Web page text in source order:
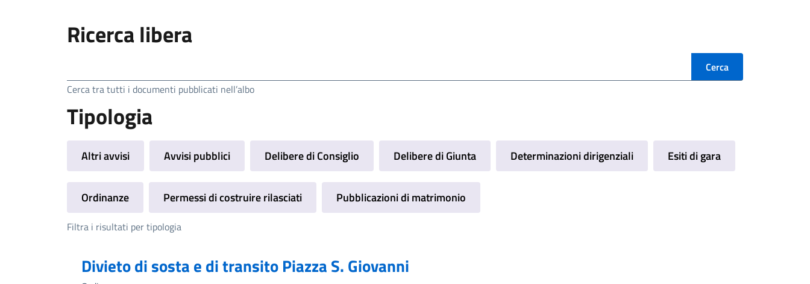
Ricerca libera
Cerca tra tutti i documenti pubblicati nell’albo
Tipologia
Altri avvisi Avvisi pubblici Delibere di Consiglio Delibere di Giunta Determinazioni dirigenziali Esiti di gara
Ordinanze Permessi di costruire rilasciati Pubblicazioni di matrimonio
Filtra i risultati per tipologia
Divieto di sosta e di transito Piazza S. Giovanni